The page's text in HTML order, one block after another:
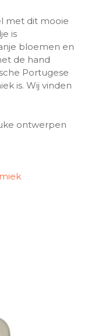
met dit mooie
is
bloemen en
de hand
Portugese
is. Wij vinden
ontwerpen